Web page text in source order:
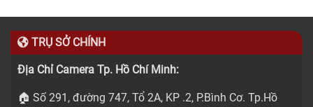
TRỤ SỞ CHÍNH
Địa Chỉ Camera Tp. Hồ Chí Minh:
🏠 Số 291, đường 747, Tổ 2A, KP .2, P.Bình Cơ. Tp.Hồ